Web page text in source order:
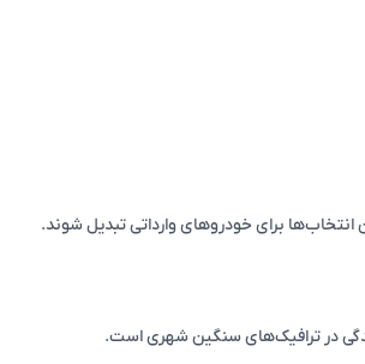
برای خودروهای وارداتی تبدیل شوند.
در ترافیک‌های سنگین شهری است.